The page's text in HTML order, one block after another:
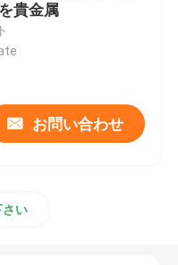
貴金属
お問い合わせ
さい